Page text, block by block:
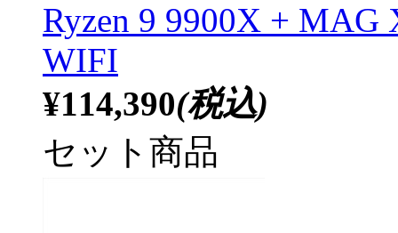
Ryzen 9 9900X +
WIFI
¥114,390(税込)
セット商品